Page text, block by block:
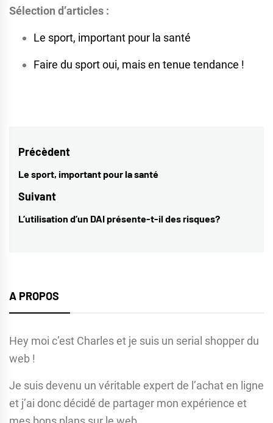
Sélection d’articles :
Le sport, important pour la santé
Faire du sport oui, mais en tenue tendance !
Navigation
de
l’article
Précèdent
Previous
post:
Le sport, important pour la santé
Suivant
Next
L’utilisation d’un DAI présente-t-il des risques?
A PROPOS
Hey moi c’est Charles et je suis un serial shopper du
web !
Je suis devenu un véritable expert de l’achat en ligne
et j’ai donc décidé de partager mon expérience et